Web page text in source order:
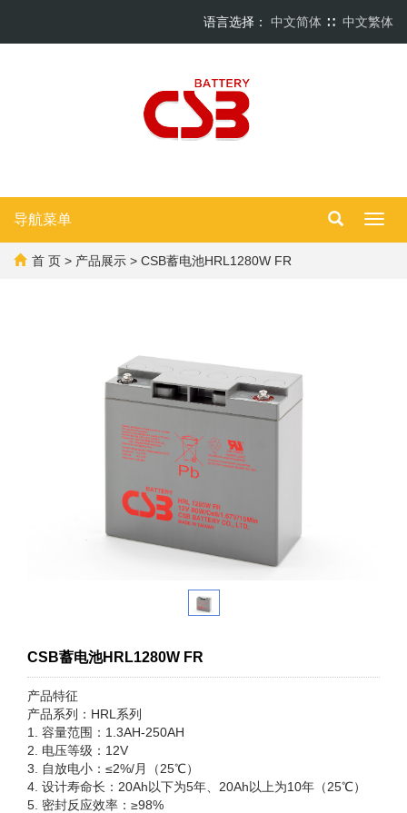
语言选择： 中文简体 ∷ 中文繁体
导航菜单
首 页 > 产品展示 > CSB蓄电池HRL1280W FR
CSB蓄电池HRL1280W FR
产品特征
产品系列：HRL系列
1. 容量范围：1.3AH-250AH
2. 电压等级：12V
3. 自放电小：≤2%/月（25℃）
4. 设计寿命长：20Ah以下为5年、20Ah以上为10年（25℃）
5. 密封反应效率：≥98%